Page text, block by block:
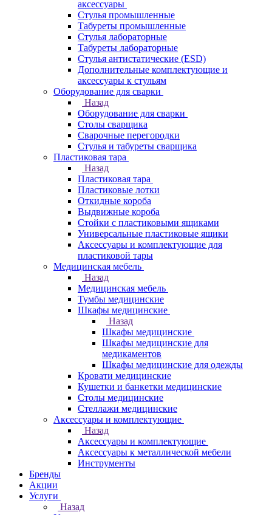
аксессуары
Стулья промышленные
Табуреты промышленные
Стулья лабораторные
Табуреты лабораторные
Стулья антистатические (ESD)
Дополнительные комплектующие и
аксессуары к стульям
Оборудование для сварки
Назад
Оборудование для сварки
Столы сварщика
Сварочные перегородки
Стулья и табуреты сварщика
Пластиковая тара
Назад
Пластиковая тара
Пластиковые лотки
Откидные короба
Выдвижные короба
Стойки с пластиковыми ящиками
Универсальные пластиковые ящики
Аксессуары и комплектующие для
пластиковой тары
Медицинская мебель
Назад
Медицинская мебель
Тумбы медицинские
Шкафы медицинские
Назад
Шкафы медицинские
Шкафы медицинские для
медикаментов
Шкафы медицинские для одежды
Кровати медицинские
Кушетки и банкетки медицинские
Столы медицинские
Стеллажи медицинские
Аксессуары и комплектующие
Назад
Аксессуары и комплектующие
Аксессуары к металлической мебели
Инструменты
Бренды
Акции
Услуги
Назад